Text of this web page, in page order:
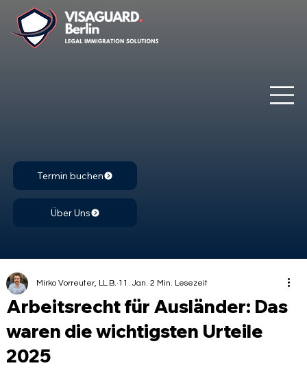
Termin buchen
Über Uns
Arbeitsrecht für Ausländer: Das
waren die wichtigsten Urteile
2025
Mirko Vorreuter, LL.B. 11. Jan. 2 Min. Lesezeit